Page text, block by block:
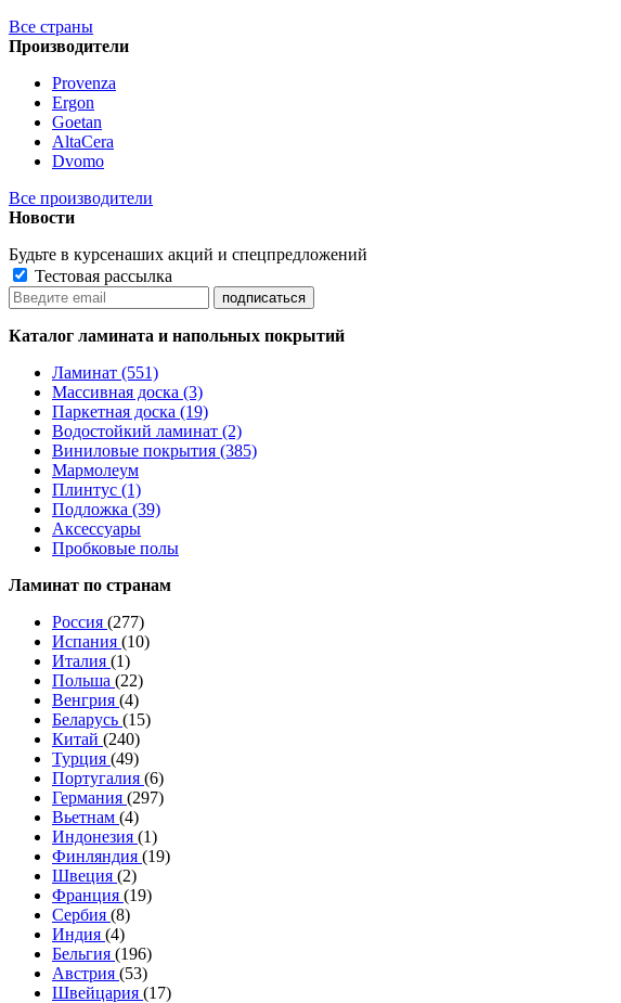
Все страны
Производители
Provenza
Ergon
Goetan
AltaСera
Dvomo
Все производители
Новости
Будьте в курсенаших акций и спецпредложений
Тестовая рассылка
Каталог ламината и напольных покрытий
Ламинат (551)
Массивная доска (3)
Паркетная доска (19)
Водостойкий ламинат (2)
Виниловые покрытия (385)
Мармолеум
Плинтус (1)
Подложка (39)
Аксессуары
Пробковые полы
Ламинат по странам
Россия (277)
Испания (10)
Италия (1)
Польша (22)
Венгрия (4)
Беларусь (15)
Китай (240)
Турция (49)
Португалия (6)
Германия (297)
Вьетнам (4)
Индонезия (1)
Финляндия (19)
Швеция (2)
Франция (19)
Сербия (8)
Индия (4)
Бельгия (196)
Австрия (53)
Швейцария (17)